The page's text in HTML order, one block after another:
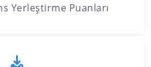
Yerleştirme Puanları